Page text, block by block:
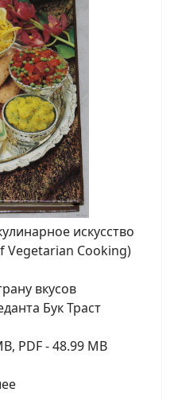
искусство
Vegetarian Cooking)
вкусов
Бук Траст
PDF - 48.99 MB